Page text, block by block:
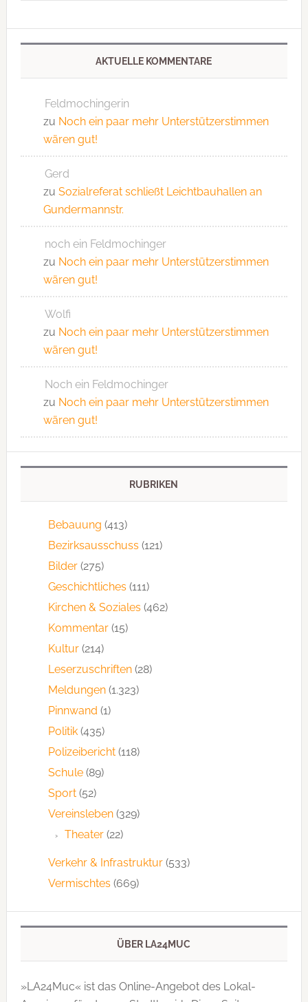
AKTUELLE KOMMENTARE
Feldmochingerin
zu Noch ein paar mehr Unterstützerstimmen
wären gut!
Gerd
zu Sozialreferat schließt Leichtbauhallen an
Gundermannstr.
noch ein Feldmochinger
zu Noch ein paar mehr Unterstützerstimmen
wären gut!
Wolfi
zu Noch ein paar mehr Unterstützerstimmen
wären gut!
Noch ein Feldmochinger
zu Noch ein paar mehr Unterstützerstimmen
wären gut!
RUBRIKEN
Bebauung (413)
Bezirksausschuss (121)
Bilder(275)
Geschichtliches (111)
Kirchen & Soziales (462)
Kommentar(15)
Kultur(214)
Leserzuschriften(28)
Meldungen(1.323)
Pinnwand (1)
Politik(435)
Polizeibericht(118)
Schule(89)
Sport(52)
Vereinsleben(329)
Theater(22)
Verkehr & Infrastruktur(533)
Vermischtes (669)
ÜBER LA24MUC
»LA24Muc« ist das Online-Angebot des Lokal-